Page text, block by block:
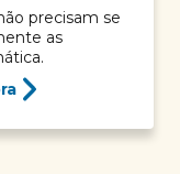
precisam se
as